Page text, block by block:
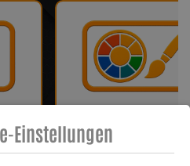
oder
verschiedenen Farben!
Einstellungen